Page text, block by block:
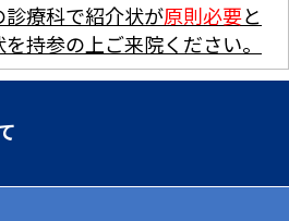
療科で紹介状が原則必要と
持参の上ご来院ください。